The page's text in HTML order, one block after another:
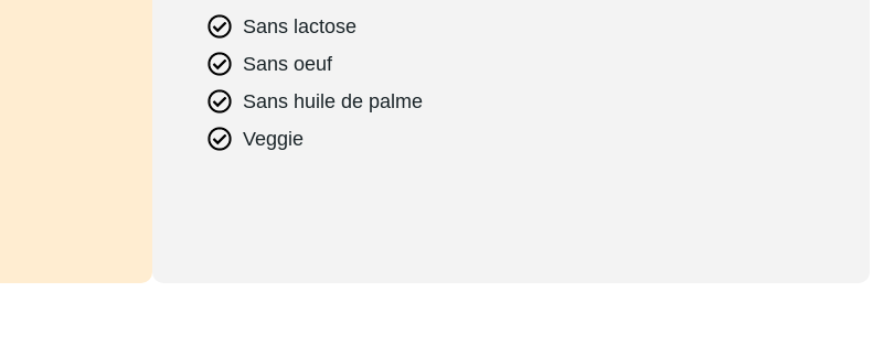
Sans lactose
Sans oeuf
Sans huile de palme
Veggie